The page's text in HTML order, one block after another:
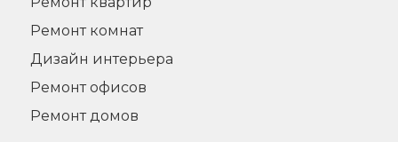
Ремонт комнат
Дизайн интерьера
Ремонт офисов
Ремонт домов